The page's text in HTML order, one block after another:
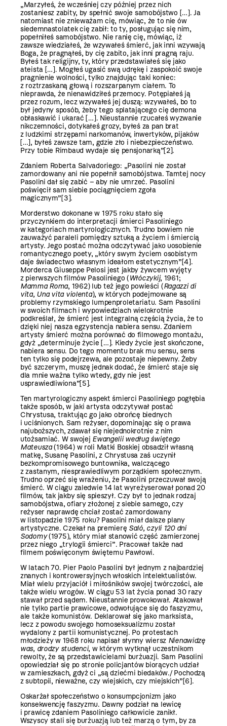
„Marzyłeś, że wcześniej czy później przez nich
zostaniesz zabity, by spełnić swoje samobójstwo […]. Ja
natomiast nie znieważam cię, mówiąc, że to nie ów
siedemnastolatek cię zabił: to ty, posługując się nim,
popełniłeś ­samobójstwo. Nie ranię cię, mówiąc, iż
zawsze wiedziałeś, że wzywałeś śmierć, jak inni wzywają
Boga, że prag­nąłeś, by cię zabito, jak inni pragną raju.
Byłeś tak religijny, ty, który przedstawiałeś się jako
ateista […]. Mogłeś ugasić swą udrękę i zaspokoić swoje
pragnienie wolności, tylko znajdując taki koniec:
z roztrzaskaną głową i rozszarpanym ciałem. To
nieprawda, że nienawidziłeś przemocy. Potępiałeś ją
przez rozum, lecz wzywałeś jej duszą: wzywałeś, bo to
był jedyny sposób, żeby tego splatającego cię demona
obłaskawić i ukarać […]. Nieustannie rzucałeś wyzwanie
nikczemności, dotykałeś grozy, byłeś za pan brat
z ludzkimi strzępami narkomanów, inwertyków, pijaków
[…], byłeś zawsze tam, gdzie zło i niebezpieczeństwo.
Przy tobie Rimbaud wydaje się pensjonarką”[2].
Zdaniem Roberta Salvadoriego: „Pasolini nie został
zamordowany ani nie popełnił ­samobójstwa. Tamtej nocy
Pasolini dał się zabić – aby nie umrzeć. Pasolini
poświęcił sam siebie pociągnięciem zgoła
magicznym”[3].
Morderstwo dokonane w 1975 roku stało się
przyczynkiem do interpretacji śmierci Pasoliniego
w kategoriach martyrologicznych. Trudno bowiem nie
zauważyć paraleli pomiędzy sztuką a życiem i śmiercią
artysty. Jego postać można odczytywać jako uosobienie
romantycznego poety, „który swym życiem osobistym
daje świadectwo własnym ideałom estetycznym”[4].
Morderca Giuseppe Pelosi jest jakby żywcem wyjęty
z pierwszych filmów Pasoliniego (Włóczykij, 1961;
Mamma Roma, 1962) lub też jego powieści (Ragazzi di
vita, Una vita violenta), w których podejmowane są
problemy rzymskiego ­lumpenproletariatu. Sam Pasolini
w swoich filmach i wypowiedziach wielokrotnie
podkreślał, że śmierć jest integralną częścią życia, że to
dzięki niej nasza egzystencja nabiera sensu. Zdaniem
artysty śmierć można porównać do filmowego montażu,
gdyż „determinuje życie […]. Kiedy życie jest skończone,
nabiera sensu. Do tego momentu brak mu sensu, sens
ten tylko się podejrzewa, ale pozostaje niepewny. Żeby
być szczerym, muszę jednak dodać, że śmierć staje się
dla mnie ważna tylko wtedy, gdy nie jest
usprawiedliwiona”[5].
Ten martyrologiczny aspekt śmierci Pasoliniego pogłębia
także sposób, w jaki artysta odczytywał postać
Chrystusa, traktując go jako obrońcę biednych
i uciśnionych. Sam reżyser, dopominając się o prawa
najuboższych, zdawał się niejednokrotnie z nim
utożsamiać. W swojej Ewangelii według świętego
Mateusza(1964) w roli Matki Boskiej obsadził własną
matkę, Susanę Pasolini, z Chrystusa zaś uczynił
bezkompromisowego buntownika, walczącego
z zastanym, niesprawiedliwym porządkiem społecznym.
Trudno oprzeć się wrażeniu, że Pasolini przeczuwał swoją
śmierć. W ciągu zaledwie 14 lat wyreżyserował ponad 20
filmów, tak jakby się spieszył. Czy był to jednak rodzaj
samobójstwa, ofiary złożonej z siebie samego, czy
reżyser naprawdę chciał zostać zamordowany
w listopadzie 1975 roku? Pasolini miał dalsze plany
artystyczne. Czekał na premierę Saló, czyli 120 dni
Sodomy(1975), który miał stanowić część zamierzonej
przez niego „trylogii śmierci”. Pracował także nad
filmem poświęconym świętemu Pawłowi.
W latach 70. Pier Paolo Pasolini był jednym z najbardziej
znanych i kontrowersyjnych włoskich intelektualistów.
Miał wielu przyjaciół i miłośników swojej twórczości, ale
także wielu wrogów. W ciągu 53 lat życia ponad 30 razy
stawał przed sądem. Nieustannie prowokował. Atakował
nie tylko partie prawicowe, odwołujące się do faszyzmu,
ale także komunistów. Deklarował się jako marksista,
lecz z powodu swojego homoseksualizmu został
wydalony z partii komunistycznej. Po protestach
młodzieży w 1968 roku napisał słynny wiersz Nienawidzę
was, drodzy studenci, w którym wytknął uczestnikom
rewolty, że są przedstawicielami burżuazji. Sam Pasolini
opowiedział się po stronie policjantów biorących udział
w zamieszkach, gdyż ci „są dziećmi biedaków./ Pochodzą
z subtopii, nieważne, czy wiejskich, czy miejskich”[6].
Oskarżał społeczeństwo o konsumpcjonizm jako
konsekwencję faszyzmu. Dawny podział na lewicę
i prawicę zdaniem Pasoliniego całkowicie zanikł.
Wszyscy stali się burżuazją lub też marzą o tym, by za